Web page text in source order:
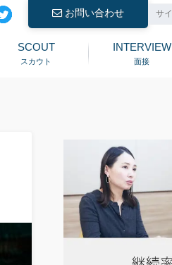
お問い合わせ
スカウト
SCOUT
面接
INTERVIEW